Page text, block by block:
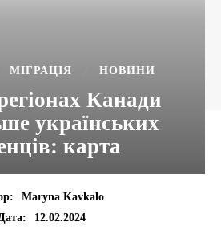
МІГРАЦІЯ НОВИНИ
Канади
українських
карта
Maryna Kavkalo
12.02.2024